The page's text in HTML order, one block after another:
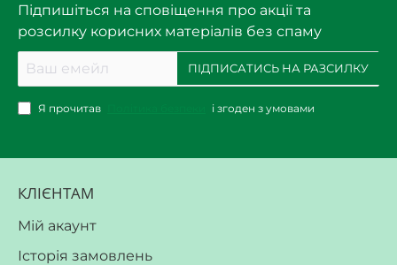
Підпишіться на сповіщення про акції та
розсилку корисних матеріалів без спаму
емейл
ПІДПИСАТИСЬ НА РАЗСИЛКУ
Я прочитав і згоден з умовами
КЛІЄНТАМ
Мій акаунт
Історія замовлень